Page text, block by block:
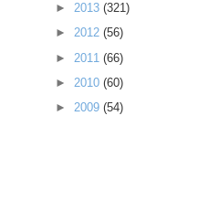
► 2013 (321)
► 2012 (56)
► 2011 (66)
► 2010 (60)
► 2009 (54)